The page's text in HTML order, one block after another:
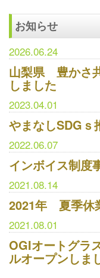
お知らせ
2026.06.24
山梨県 豊かさ
しました
2023.04.01
やまなしSDGｓ
2022.06.07
インボイス制度
2021.08.14
2021年 夏季休
2021.08.01
OGIオートグラ
ルオープンしま